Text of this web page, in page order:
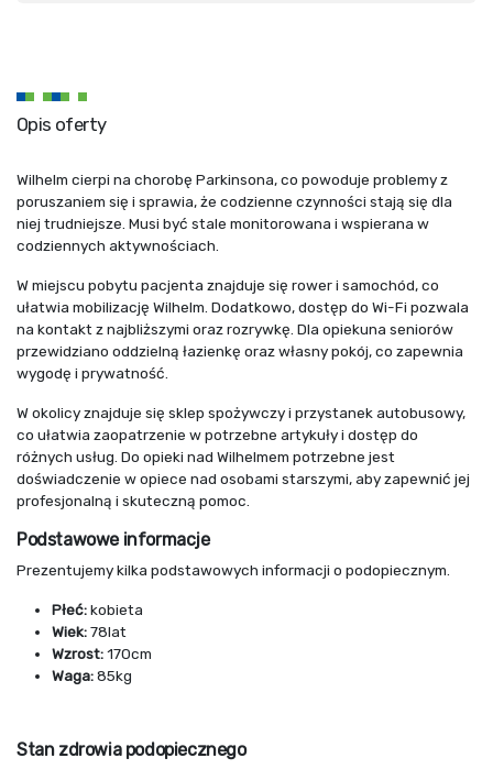
Opis oferty
Wilhelm cierpi na chorobę Parkinsona, co powoduje problemy z
poruszaniem się i sprawia, że codzienne czynności stają się dla
niej trudniejsze. Musi być stale monitorowana i wspierana w
codziennych aktywnościach.
W miejscu pobytu pacjenta znajduje się rower i samochód, co
ułatwia mobilizację Wilhelm. Dodatkowo, dostęp do Wi-Fi pozwala
na kontakt z najbliższymi oraz rozrywkę. Dla opiekuna seniorów
przewidziano oddzielną łazienkę oraz własny pokój, co zapewnia
wygodę i prywatność.
W okolicy znajduje się sklep spożywczy i przystanek autobusowy,
co ułatwia zaopatrzenie w potrzebne artykuły i dostęp do
różnych usług. Do opieki nad Wilhelmem potrzebne jest
doświadczenie w opiece nad osobami starszymi, aby zapewnić jej
profesjonalną i skuteczną pomoc.
Podstawowe informacje
Prezentujemy kilka podstawowych informacji o podopiecznym.
Płeć:kobieta
Wiek:78lat
Wzrost:170cm
Waga:85kg
Stan zdrowia podopiecznego